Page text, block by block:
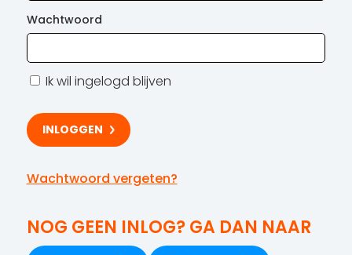
Wachtwoord
Ik wil ingelogd blijven
Wachtwoord vergeten?
NOG GEEN INLOG? GA DAN NAAR